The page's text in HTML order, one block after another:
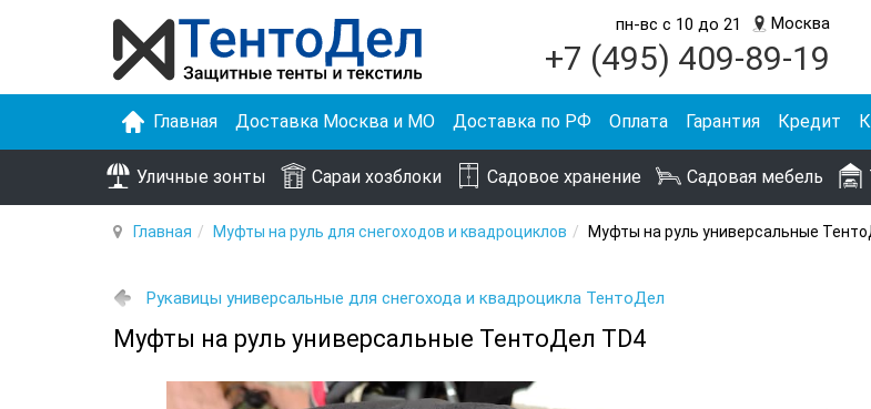
пн-вс с 10 до 21 Москва
+7 (495) 409-89-19
Главная Доставка Москва и МО Доставка по РФ Оплата Гарантия Кредит
Уличные зонты Сараи хозблоки Садовое хранение Садовая мебель
Главная Муфты на руль для снегоходов и квадроциклов Муфты на руль универсальные
Рукавицы универсальные для снегохода и квадроцикла ТентоДел
Муфты на руль универсальные ТентоДел TD4